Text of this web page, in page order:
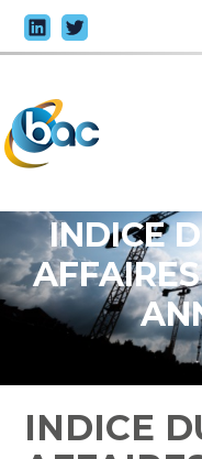
Aller
au
INDICE
INDICE